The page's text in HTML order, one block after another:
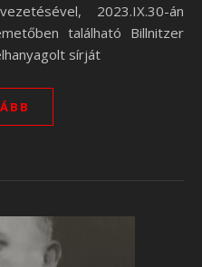
2023.IX.30-án
található Billnitzer
sírját